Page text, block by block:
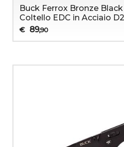
Buck Ferrox Bronze
Coltello EDC in Acciaio D2
€ 89,90